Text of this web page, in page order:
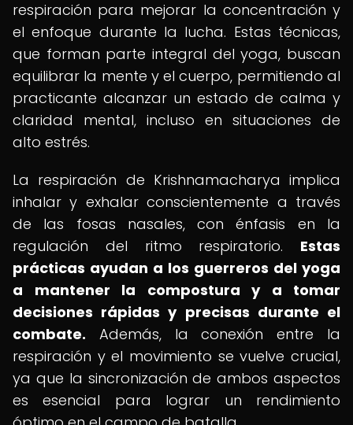
respiración para mejorar la concentración y
el enfoque durante la lucha. Estas técnicas,
que forman parte integral del yoga, buscan
equilibrar la mente y el cuerpo, permitiendo al
practicante alcanzar un estado de calma y
claridad mental, incluso en situaciones de
alto estrés.
La respiración de Krishnamacharya implica
inhalar y exhalar conscientemente a través
de las fosas nasales, con énfasis en la
regulación del ritmo respiratorio. Estas
prácticas ayudan a los guerreros del yoga
a mantener la compostura y a tomar
decisiones rápidas y precisas durante el
combate. Además, la conexión entre la
respiración y el movimiento se vuelve crucial,
ya que la sincronización de ambos aspectos
es esencial para lograr un rendimiento